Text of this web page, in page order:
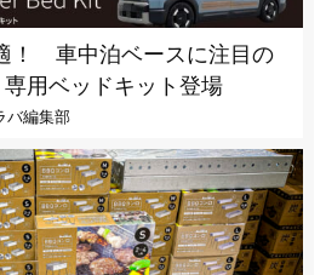
！ 車中泊ベースに注目の
用ベッドキット登場
バ編集部